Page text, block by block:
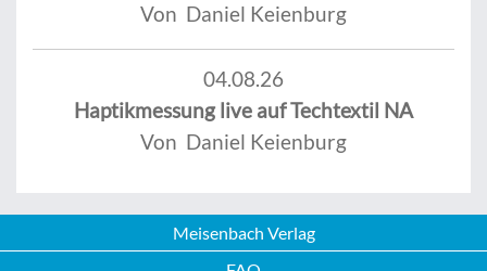
Von Daniel Keienburg
04.08.26
Haptikmessung live auf Techtextil NA
Von Daniel Keienburg
Meisenbach Verlag